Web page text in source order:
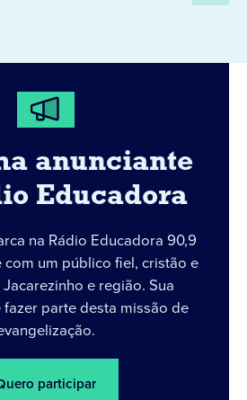
anunciante
Educadora
na Rádio Educadora 90,9
com um público fiel, cristão e
e região. Sua
parte desta missão de
participar